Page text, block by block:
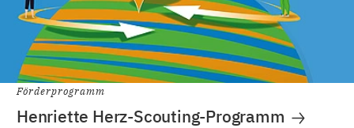
Förderprogramm
Henriette Herz-Scouting-Programm